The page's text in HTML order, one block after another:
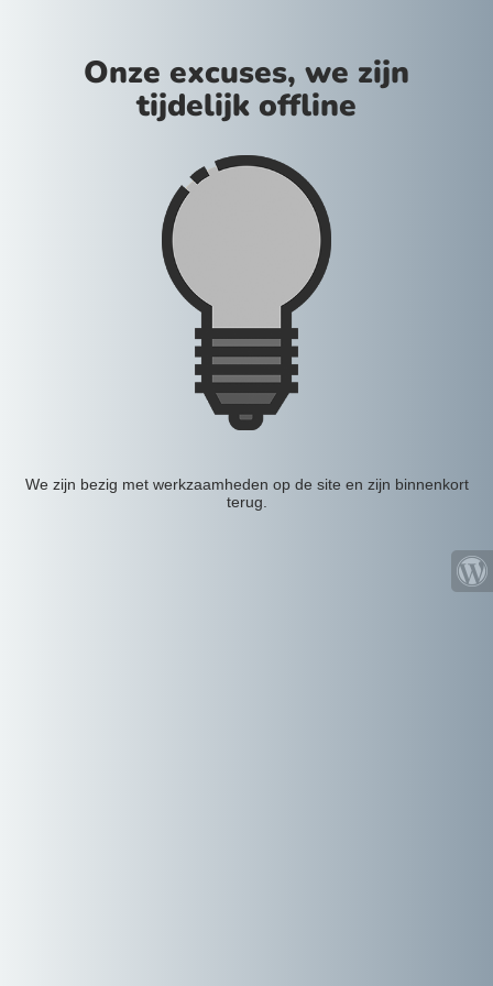
Onze excuses, we zijn
tijdelijk offline
We zijn bezig met werkzaamheden op de site en zijn binnenkort
terug.